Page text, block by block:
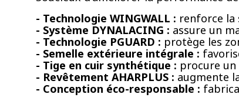
- Technologie WINGWALL : renforce la
- Système DYNALACING : assure un
- Technologie PGUARD : protège les
- Semelle extérieure intégrale :
- Tige en cuir synthétique : procure
- Revêtement AHARPLUS : augmente
- Conception éco-responsable :